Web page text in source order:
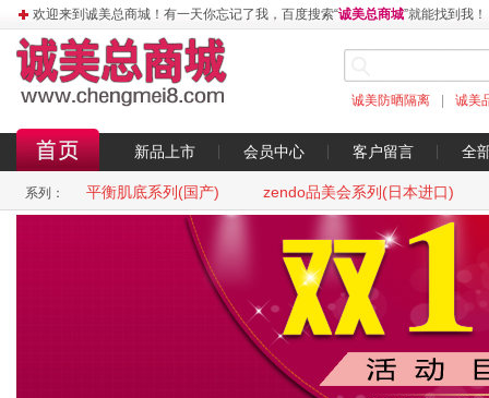
欢迎来到诚美总商城！有一天你忘记了我，百度搜索“诚美总商城”就能找到我！
诚美防晒隔离 诚美
新品上市 会员中心 客户留言 全
系列： 平衡肌底系列(国产) zendo品美会系列(日本进口)